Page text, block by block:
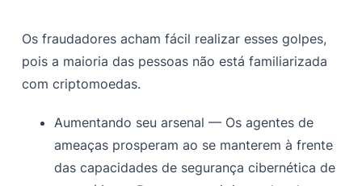
Os fraudadores acham fácil realizar esses golpes,
pois a maioria das pessoas não está familiarizada
com criptomoedas.
Aumentando seu arsenal — Os agentes de
ameaças prosperam ao se manterem à frente
das capacidades de segurança cibernética de